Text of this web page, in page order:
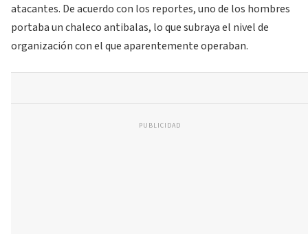
atacantes. De acuerdo con los reportes, uno de los hombres
portaba un chaleco antibalas, lo que subraya el nivel de
organización con el que aparentemente operaban.
PUBLICIDAD